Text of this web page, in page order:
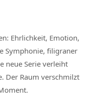
Ehrlichkeit, Emotion,
Symphonie, filigraner
neue Serie verleiht
Der Raum verschmilzt